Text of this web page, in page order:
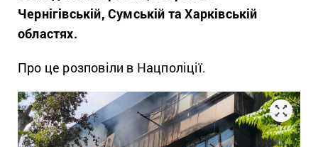
Чернігівській, Сумській та Харківській
областях.
Про це розповіли в Нацполіції.